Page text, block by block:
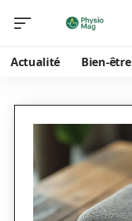
Actualité Bien-être